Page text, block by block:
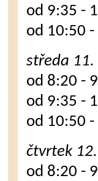
od 9:35 -
od 10:50
středa 11.
od 8:20 -
od 9:35 -
od 10:50
čtvrtek
od 8:20 -